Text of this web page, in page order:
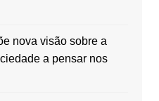
nova visão sobre a
a pensar nos